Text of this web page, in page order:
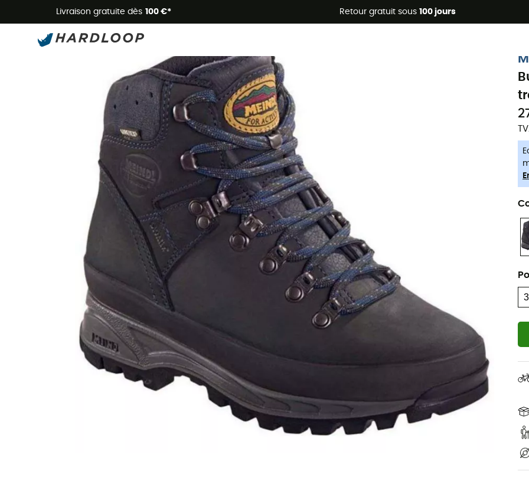
Livraison gratuite dès 100 €* Retour gratuit sous 100 jours
Promos d'été 🔥 -5 % EXTRA dès 2 produits* code Summer5